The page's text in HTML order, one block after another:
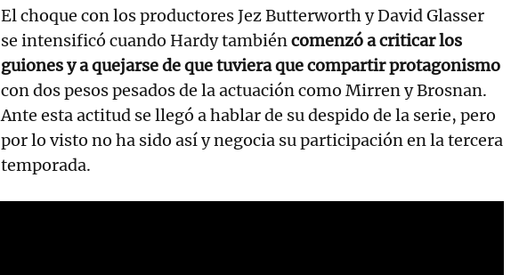
El choque con los productores Jez Butterworth y David Glasser
se intensificó cuando Hardy tambiéncomenzó a criticar los
guiones y a quejarse de que tuviera que compartir protagonismo
con dos pesos pesados de la actuación como Mirren y Brosnan.
Ante esta actitud se llegó a hablar de su despido de la serie, pero
por lo visto no ha sido así y negocia su participación en la tercera
temporada.